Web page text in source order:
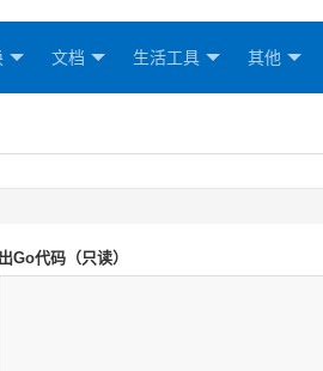
文档 生活工具 其他
Go代码（只读）